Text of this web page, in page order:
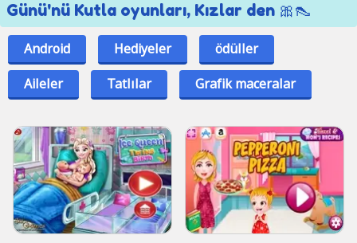
Günü'nü Kutla oyunları, Kızlar den 🎀👠
Android Hediyeler
ödüller
Aileler
Tatlılar Grafik maceralar